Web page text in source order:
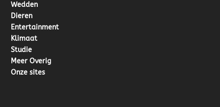
Wedden
Dieren
Entertainment
Klimaat
Studie
Meer Overig
Onze sites